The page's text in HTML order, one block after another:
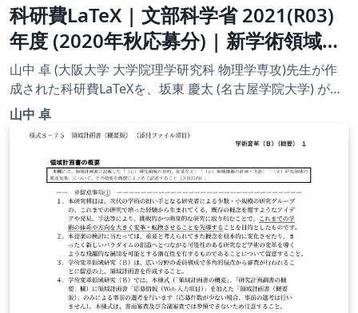
科研費LaTeX | 文部科学省 2021(R03)
年度 (2020年秋応募分) | 新学術領域研
究 | 学術変革領域研究(B) (計画研究) |
2020.12.03
山中 卓 (大阪大学 大学院理学研究科 物理学専攻)先生が作
成された科研費LaTeXを、坂東 慶太 (名古屋学院大学) が了
承を得てテンプレート登録しています。 詳細はこちら↓を
ご確認ください。 http://osksn2.hep.sci.osaka-
山中 卓